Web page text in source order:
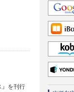
』を刊行